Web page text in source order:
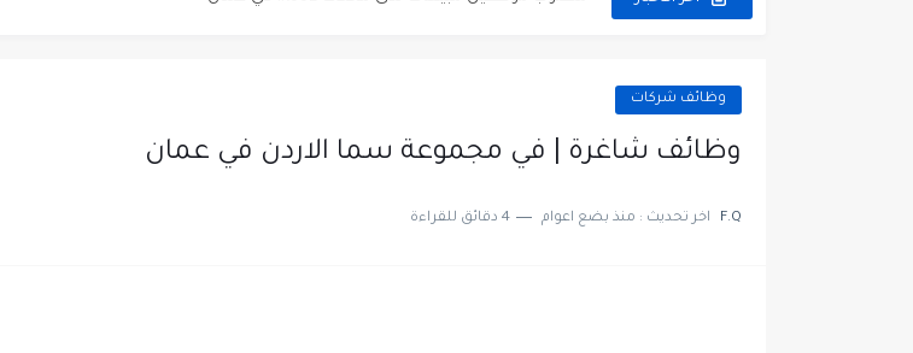
تعلن مؤسسة التعليم لأجل التوظيف الأردنية وبالشراكة مع أكاديمية جولانسرالمجاني
وظائف شركات
وظائف شاغرة | في مجموعة سما الاردن في عمان
F.Q اخر تحديث : منذ بضع اعوام 4 دقائق للقراءة